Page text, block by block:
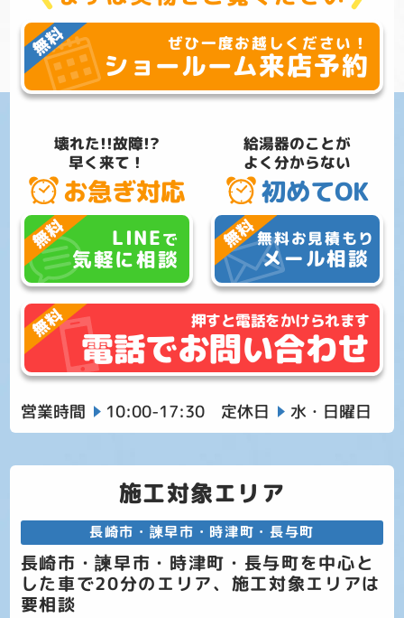
壊れた!!故障!?
早く来て！
お急ぎ対応
LINEで
気軽に相談
給湯器のことが
よく分からない
初めてOK
無料お見積もり
メール相談
ぜひ一度お越しください！
ショールーム来店予約
押すと電話をかけられます
電話でお問い合わせ
営業時間 10:00-17:30 定休日 水・日曜日
施工対象エリア
長崎市・諫早市・時津町・長与町
長崎市・諫早市・時津町・長与町を中心と
した車で20分のエリア、施工対象エリアは
要相談